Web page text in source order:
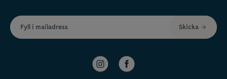
Fyll i mailadress Skicka